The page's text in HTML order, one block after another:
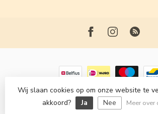
© Copyright 2026 Maxime Fashion-
Lightspeed design
Wij slaan cookies op om onze website te
akkoord?
Ja Nee Meer over